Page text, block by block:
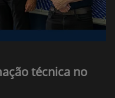
técnica no